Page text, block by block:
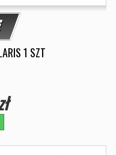
1 SZT